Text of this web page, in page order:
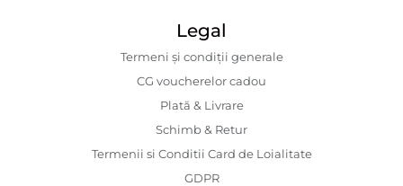
Legal
Termeni și condiții generale
CG voucherelor cadou
Plată & Livrare
Schimb & Retur
Termenii si Conditii Card de Loialitate
GDPR